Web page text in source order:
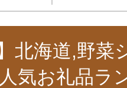
北海道,野菜
気お礼品ラ